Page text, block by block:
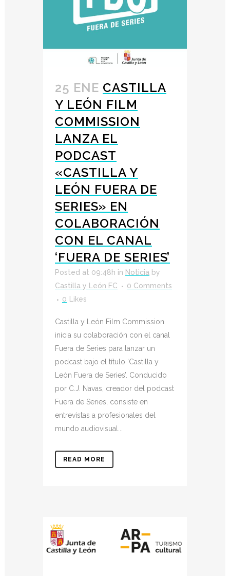
25 ENE CASTILLA
Y LEÓN FILM
COMMISSION
LANZA EL
PODCAST
«CASTILLA Y
LEÓN FUERA DE
SERIES» EN
COLABORACIÓN
CON EL CANAL
‘FUERA DE SERIES’
Posted at 09:48h in Noticia by
Castilla y León FC
0 Comments
0 Likes
Castilla y León Film Commission
inicia su colaboración con el canal
Fuera de Series para lanzar un
podcast bajo el título ‘Castilla y
León Fuera de Series’. Conducido
por C.J. Navas, creador del podcast
Fuera de Series, consiste en
entrevistas a profesionales del
mundo audiovisual...
READ MORE